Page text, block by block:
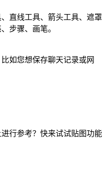
直线工具、箭头工具、遮罩
步骤、画笔。
如您想保存聊天记录或网
行参考？快来试试贴图功能